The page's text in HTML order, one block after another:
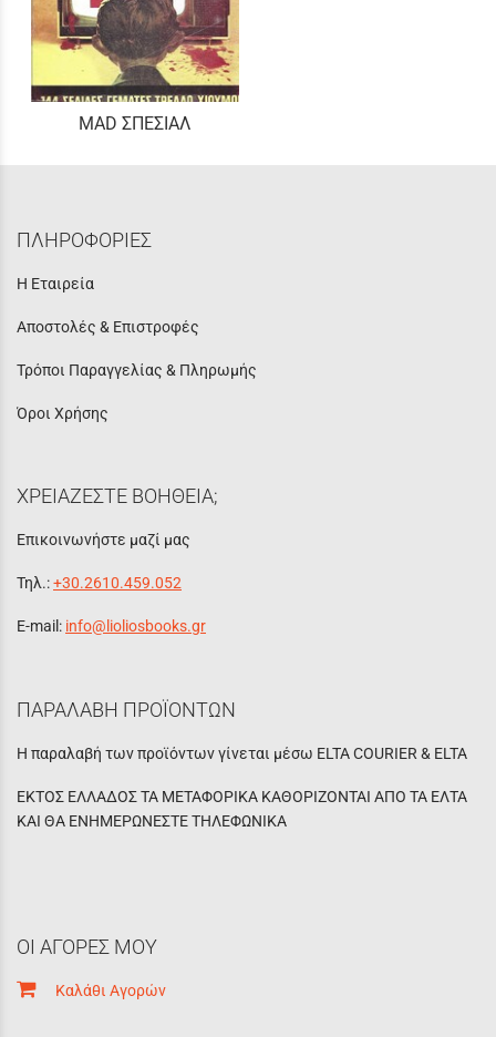
MAD ΣΠΕΣΙΑΛ
ΠΛΗΡΟΦΟΡΙΕΣ
Η Εταιρεία
Αποστολές & Επιστροφές
Τρόποι Παραγγελίας & Πληρωμής
Όροι Χρήσης
ΧΡΕΙΑΖΕΣΤΕ ΒΟΗΘΕΙΑ;
Επικοινωνήστε μαζί μας
Τηλ.:+30.2610.459.052
E-mail: info@lioliosbooks.gr
ΠΑΡΑΛΑΒΗ ΠΡΟΪΟΝΤΩΝ
Η παραλαβή των προϊόντων γίνεται μέσω ELTA COURIER & ELTA
ΕΚΤΟΣ ΕΛΛΑΔΟΣ ΤΑ ΜΕΤΑΦΟΡΙΚΑ ΚΑΘΟΡΙΖΟΝΤΑΙ ΑΠΟ ΤΑ ΕΛΤΑ
ΚΑΙ ΘΑ ΕΝΗΜΕΡΩΝΕΣΤΕ ΤΗΛΕΦΩΝΙΚΑ
ΟΙ ΑΓΟΡΕΣ ΜΟΥ
Καλάθι Αγορών